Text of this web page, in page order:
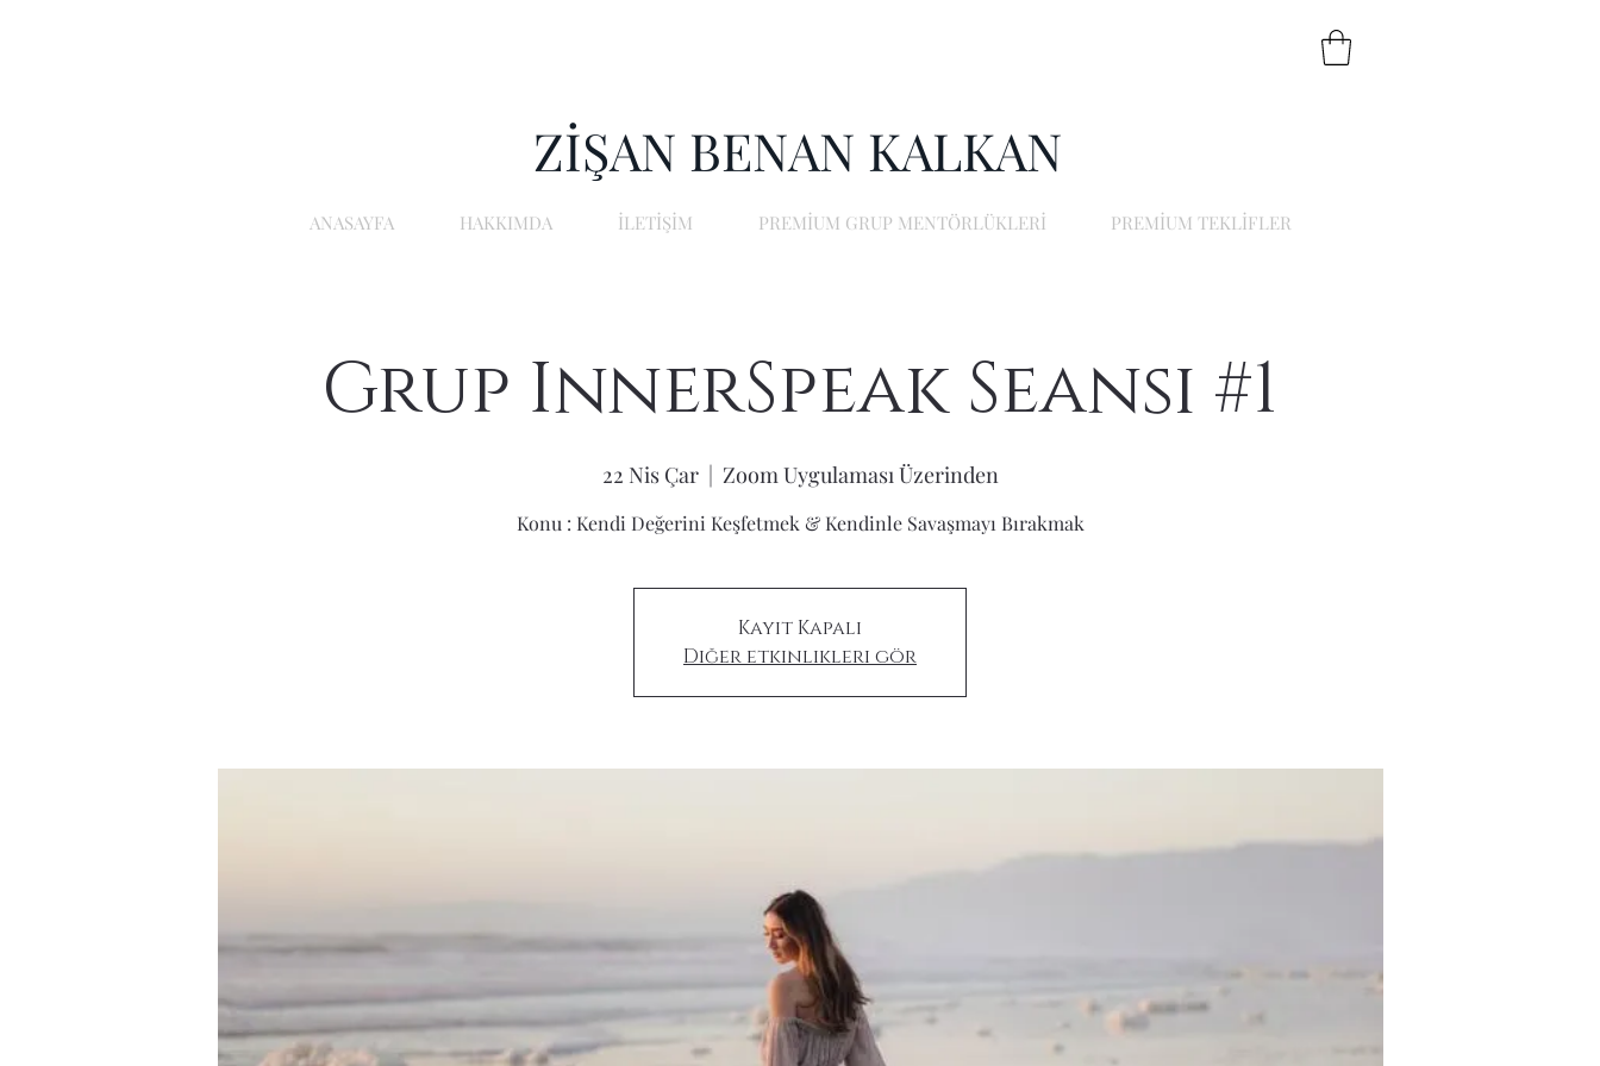
ZİŞAN BENAN KALKAN
ANASAYFA HAKKIMDA İLETİŞİM PREMİUM GRUP MENTÖRLÜKLERİ PREMİUM TEKLİFLER
Grup InnerSpeak Seansı #1
22 Nis Çar
  |
Zoom Uygulaması Üzerinden
Konu : Kendi Değerini Keşfetmek & Kendinle Savaşmayı Bırakmak
Kayıt Kapalı
Diğer etkinlikleri gör